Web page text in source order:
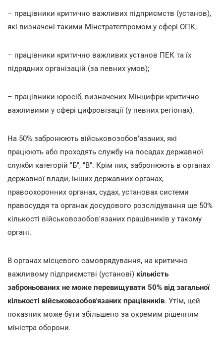
– працівники критично важливих підприємств (установ),
які визначені такими Мінстратегпромом у сфері ОПК;
– працівники критично важливих установ ПЕК та їх
підрядних організацій (за певних умов);
– працівники юросіб, визначених Мінцифри критично
важливими у сфері цифровізації (у певних регіонах).
На 50% забронюють військовозобов'язаних, які
працюють або проходять службу на посадах державної
служби категорій "Б", "В". Крім них, забронюють в органах
державної влади, інших державних органах,
правоохоронних органах, судах, установах системи
правосуддя та органах досудового розслідування ще 50%
кількості військовозобов'язаних працівників у такому
органі.
В органах місцевого самоврядування, на критично
важливому підприємстві (установі) кількість
заброньованих не може перевищувати 50% від загальної
кількості військовозобов'язаних працівників. Утім, цей
показник може бути збільшено за окремим рішенням
міністра оборони.